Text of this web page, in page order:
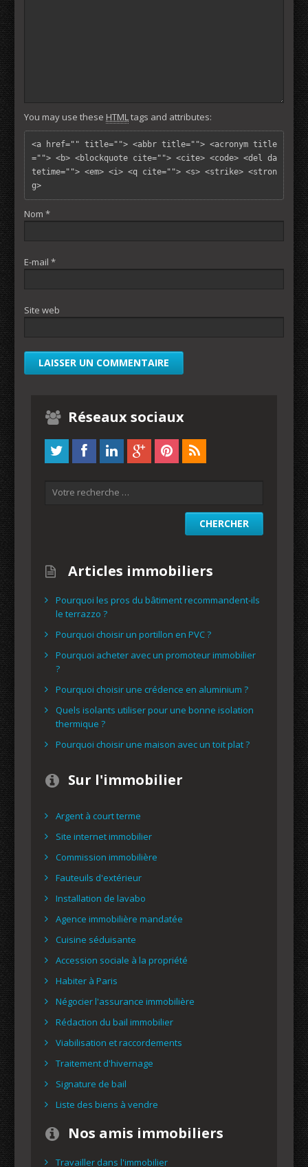
You may use these HTMLtags and attributes:
<a href="" title=""> <abbr title=""> <acronym title
=""> <b> <blockquote cite=""> <cite> <code> <del da
tetime=""> <em> <i> <q cite=""> <s> <strike> <stron
g>
Nom *
E-mail *
Site web
Réseaux sociaux
Articles immobiliers
Pourquoi les pros du bâtiment recommandent-ils
le terrazzo ?
Pourquoi choisir un portillon en PVC ?
Pourquoi acheter avec un promoteur immobilier
?
Pourquoi choisir une crédence en aluminium ?
Quels isolants utiliser pour une bonne isolation
thermique ?
Pourquoi choisir une maison avec un toit plat ?
Sur l'immobilier
Argent à court terme
Site internet immobilier
Commission immobilière
Fauteuils d'extérieur
Installation de lavabo
Agence immobilière mandatée
Cuisine séduisante
Accession sociale à la propriété
Habiter à Paris
Négocier l'assurance immobilière
Rédaction du bail immobilier
Viabilisation et raccordements
Traitement d'hivernage
Signature de bail
Liste des biens à vendre
Nos amis immobiliers
Travailler dans l'immobilier